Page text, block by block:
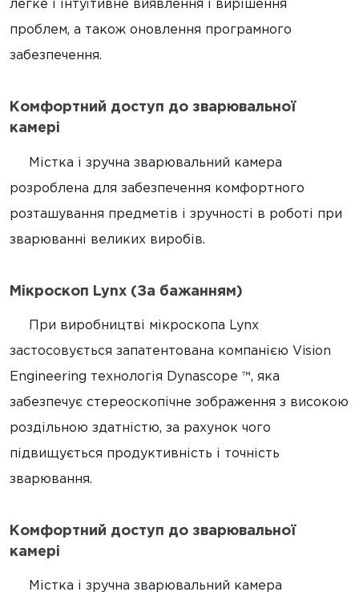
легке і інтуїтивне виявлення і вирішення
проблем, а також оновлення програмного
забезпечення.
Комфортний доступ до зварювальної
камері
Містка і зручна зварювальний камера
розроблена для забезпечення комфортного
розташування предметів і зручності в роботі при
зварюванні великих виробів.
Мікроскоп Lynx (За бажанням)
При виробництві мікроскопа Lynx
застосовується запатентована компанією Vision
Engineering технологія Dynascope ™, яка
забезпечує стереоскопічне зображення з високою
роздільною здатністю, за рахунок чого
підвищується продуктивність і точність
зварювання.
Комфортний доступ до зварювальної
камері
Містка і зручна зварювальний камера